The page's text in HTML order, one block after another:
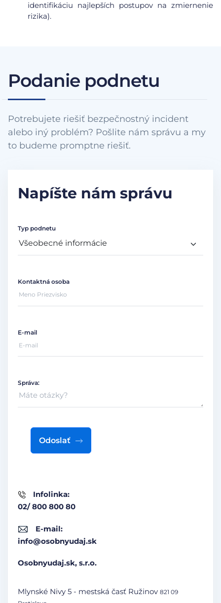
identifikáciu najlepších postupov na zmiernenie
rizika).
Podanie podnetu
Potrebujete riešiť bezpečnostný incident
alebo iný problém? Pošlite nám správu a my
to budeme promptne riešiť.
Napíšte nám správu
Infolinka:
02/ 800 800 80
E-mail:
info@osobnyudaj.sk
Osobnyudaj.sk, s.r.o.
Mlynské Nivy 5 - mestská časť Ružinov 821 09
Typ podnetu
Kontaktná osoba
E-mail
Správa:
Odoslať